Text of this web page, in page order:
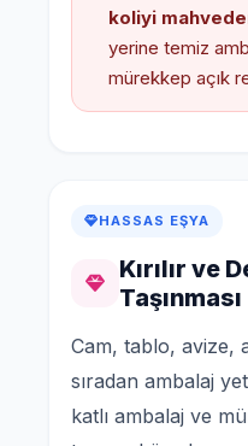
koliyi
yerine temiz
mürekkep açık
HASSAS EŞYA
Kırılır ve
Taşınması
Cam, tablo, avize,
sıradan ambalaj
katlı ambalaj ve